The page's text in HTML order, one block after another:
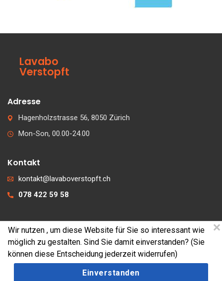
Lavabo
Verstopft
Adresse
Hagenholzstrasse 56, 8050 Zürich
Mon-Son, 00.00-24.00
Kontakt
kontakt@lavaboverstopft.ch
078 422 59 58
© 2026 lavaboverstopft.ch
Kontakt
Impressum
Cookies
Wir nutzen , um diese Website für Sie so interessant wie
möglich zu gestalten. Sind Sie damit einverstanden? (Sie
können diese Entscheidung jederzeit widerrufen)
Einverstanden